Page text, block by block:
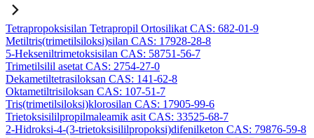
Tetrapropoksisilan Tetrapropil Ortosilikat CAS: 682-01-9
Metiltris(trimetilsiloksi)silan CAS: 17928-28-8
5-Hekseniltrimetoksisilan CAS: 58751-56-7
Trimetilsilil asetat CAS: 2754-27-0
Dekametiltetrasiloksan CAS: 141-62-8
Oktametiltrisiloksan CAS: 107-51-7
Tris(trimetilsiloksi)klorosilan CAS: 17905-99-6
Trietoksisililpropilmaleamik asit CAS: 33525-68-7
2-Hidroksi-4-(3-trietoksisililpropoksi)difenilketon CAS: 79876-59-8